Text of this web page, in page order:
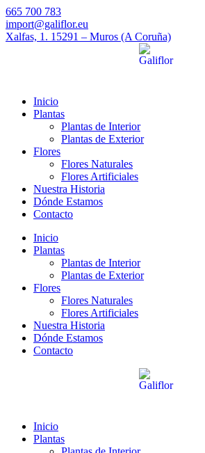
665 700 783
import@galiflor.eu
Xalfas, 1. 15291 – Muros (A Coruña)
Inicio
Plantas
Plantas de Interior
Plantas de Exterior
Flores
Flores Naturales
Flores Artificiales
Nuestra Historia
Dónde Estamos
Contacto
Inicio
Plantas
Plantas de Interior
Plantas de Exterior
Flores
Flores Naturales
Flores Artificiales
Nuestra Historia
Dónde Estamos
Contacto
Inicio
Plantas